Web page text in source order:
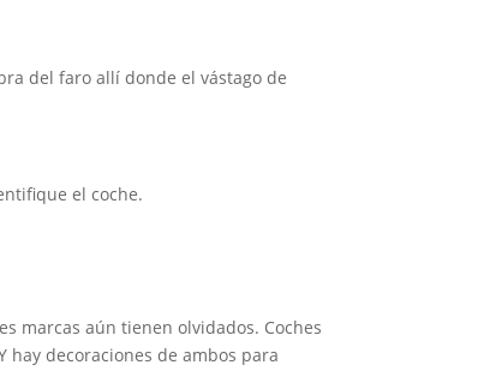
del faro allí donde el vástago de
el coche.
marcas aún tienen olvidados. Coches
hay decoraciones de ambos para